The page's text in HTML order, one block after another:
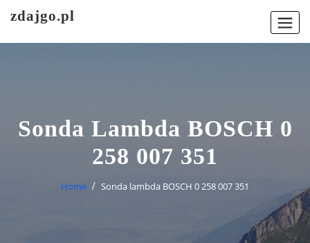
zdajgo.pl
Sonda Lambda BOSCH 0
258 007 351
Home Sonda lambda BOSCH 0 258 007 351